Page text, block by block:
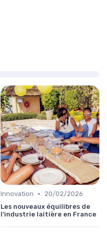
Innovation •
20/02/2026
Les nouveaux équilibres de
l’industrie laitière en France